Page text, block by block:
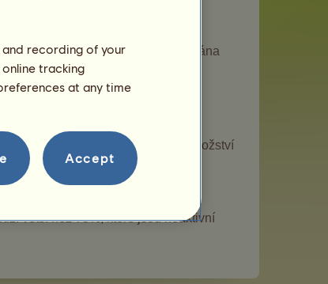
protože v úvahu bude brána
nejprestižnějších soutěžích, množství
větší než 75%, které jsou neaktivní
recording of your
tracking
at any time
Accept